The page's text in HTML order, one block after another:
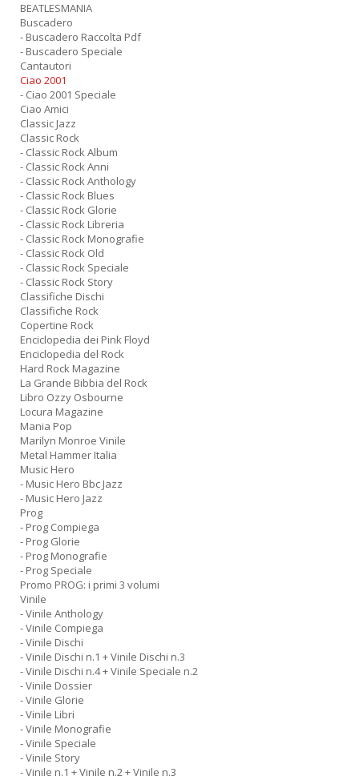
BEATLESMANIA
Buscadero
- Buscadero Raccolta Pdf
- Buscadero Speciale
Cantautori
Ciao 2001
- Ciao 2001 Speciale
Ciao Amici
Classic Jazz
Classic Rock
- Classic Rock Album
- Classic Rock Anni
- Classic Rock Anthology
- Classic Rock Blues
- Classic Rock Glorie
- Classic Rock Libreria
- Classic Rock Monografie
- Classic Rock Old
- Classic Rock Speciale
- Classic Rock Story
Classifiche Dischi
Classifiche Rock
Copertine Rock
Enciclopedia dei Pink Floyd
Enciclopedia del Rock
Hard Rock Magazine
La Grande Bibbia del Rock
Libro Ozzy Osbourne
Locura Magazine
Mania Pop
Marilyn Monroe Vinile
Metal Hammer Italia
Music Hero
- Music Hero Bbc Jazz
- Music Hero Jazz
Prog
- Prog Compiega
- Prog Glorie
- Prog Monografie
- Prog Speciale
Promo PROG: i primi 3 volumi
Vinile
- Vinile Anthology
- Vinile Compiega
- Vinile Dischi
- Vinile Dischi n.1 + Vinile Dischi n.3
- Vinile Dischi n.4 + Vinile Speciale n.2
- Vinile Dossier
- Vinile Glorie
- Vinile Libri
- Vinile Monografie
- Vinile Speciale
- Vinile Story
- Vinile n.1 + Vinile n.2 + Vinile n.3